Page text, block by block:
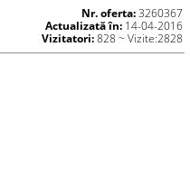
Nr. oferta:3260367
Actualizată în: 14-04-2016
Vizitatori:828 ~ Vizite:2828